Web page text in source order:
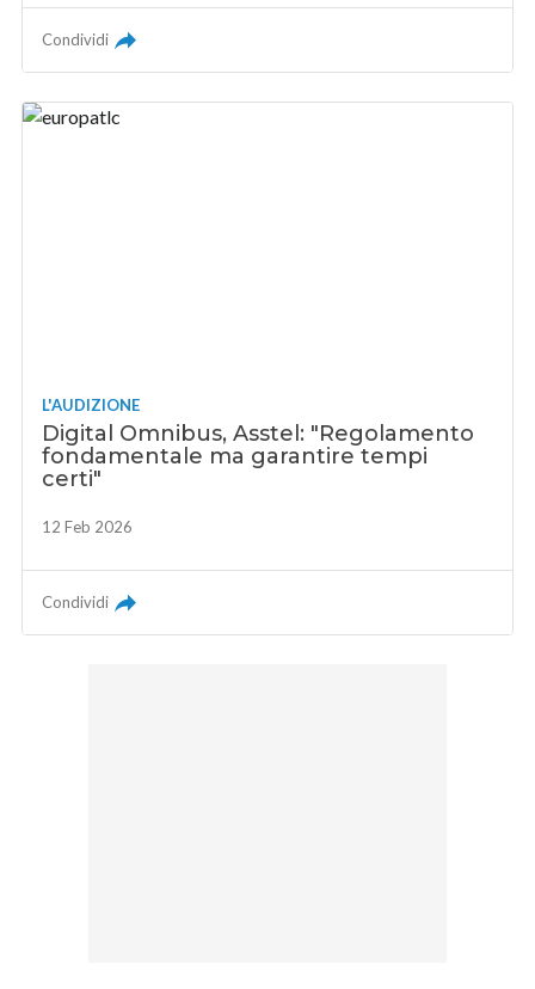
Condividi
L'AUDIZIONE
Digital Omnibus, Asstel: "Regolamento
fondamentale ma garantire tempi
certi"
12 Feb 2026
Condividi